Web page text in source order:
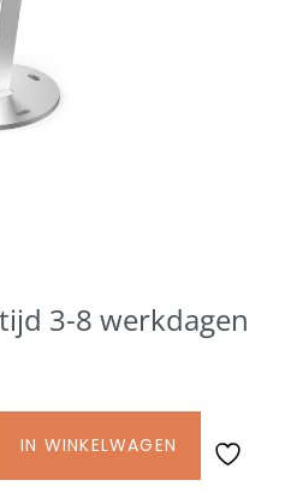
3-8 werkdagen
IN WINKELWAGEN